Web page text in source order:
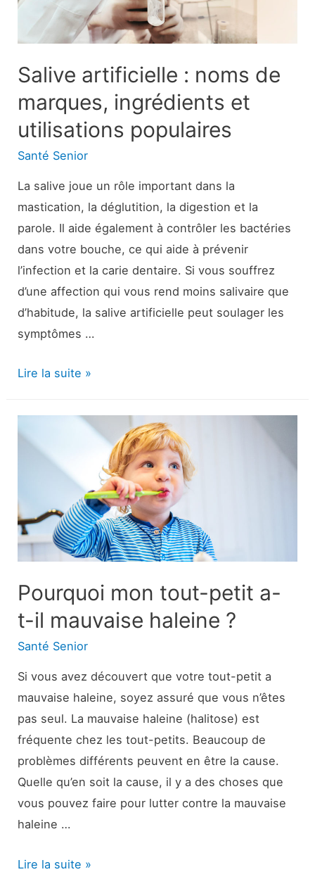
Salive artificielle : noms de
marques, ingrédients et
utilisations populaires
Santé Senior
La salive joue un rôle important dans la
mastication, la déglutition, la digestion et la
parole. Il aide également à contrôler les bactéries
dans votre bouche, ce qui aide à prévenir
l’infection et la carie dentaire. Si vous souffrez
d’une affection qui vous rend moins salivaire que
d’habitude, la salive artificielle peut soulager les
symptômes …
Salive
:
noms
marques,
ingrédients
et
utilisations
populaires
Lire la suite »
Pourquoi mon tout-petit a-
t-il mauvaise haleine ?
Santé Senior
Si vous avez découvert que votre tout-petit a
mauvaise haleine, soyez assuré que vous n’êtes
pas seul. La mauvaise haleine (halitose) est
fréquente chez les tout-petits. Beaucoup de
problèmes différents peuvent en être la cause.
Quelle qu’en soit la cause, il y a des choses que
vous pouvez faire pour lutter contre la mauvaise
haleine …
Pourquoi
Lire la suite »